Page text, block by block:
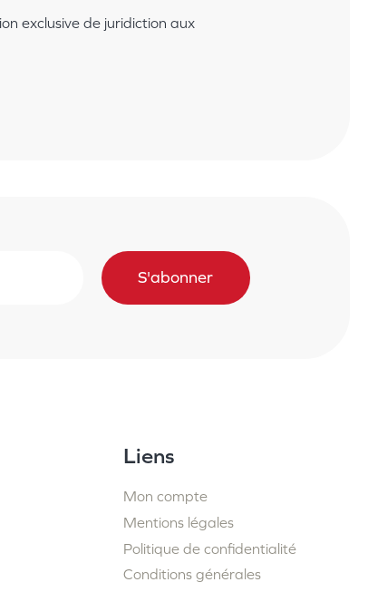
exclusive de juridiction aux
S'abonner
Liens
Mon compte
Mentions légales
Politique de confidentialité
Conditions générales